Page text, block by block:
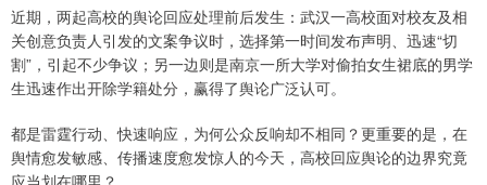
近期，两起高校的舆论回应处理前后发生：武汉一高校面对校友及相
关创意负责人引发的文案争议时，选择第一时间发布声明、迅速“切
割”，引起不少争议；另一边则是南京一所大学对偷拍女生裙底的男学
生迅速作出开除学籍处分，赢得了舆论广泛认可。
都是雷霆行动、快速响应，为何公众反响却不相同？更重要的是，在
舆情愈发敏感、传播速度愈发惊人的今天，高校回应舆论的边界究竟